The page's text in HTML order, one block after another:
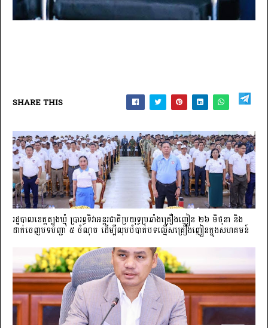
SHARE THIS
រដ្ឋបាលខេត្តត្បូងឃ្មុំ ប្រារព្ធទិវាអន្តរជាតិប្រយុទ្ធប្រឆាំងគ្រឿងញៀន ២៦ មិថុនា និង
ដាក់ចេញបទបញ្ជា ៥ ចំណុច ដើម្បីលុបបំបាត់បទល្មើសគ្រឿងញៀនក្នុងសហគមន៍